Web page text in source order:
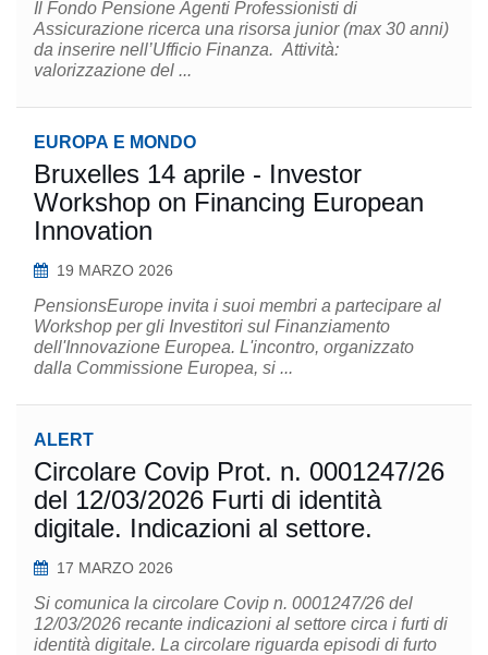
Il Fondo Pensione Agenti Professionisti di
Assicurazione ricerca una risorsa junior (max 30 anni)
da inserire nell’Ufficio Finanza. Attività:
valorizzazione del ...
EUROPA E MONDO
Bruxelles 14 aprile - Investor
Workshop on Financing European
Innovation
19 MARZO 2026
PensionsEurope invita i suoi membri a partecipare al
Workshop per gli Investitori sul Finanziamento
dell'Innovazione Europea. L'incontro, organizzato
dalla Commissione Europea, si ...
ALERT
Circolare Covip Prot. n. 0001247/26
del 12/03/2026 Furti di identità
digitale. Indicazioni al settore.
17 MARZO 2026
Si comunica la circolare Covip n. 0001247/26 del
12/03/2026 recante indicazioni al settore circa i furti di
identità digitale. La circolare riguarda episodi di furto